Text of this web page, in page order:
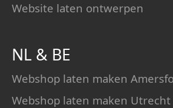
Website laten ontwerpen
NL & BE
Webshop laten maken
Webshop laten maken Utrecht